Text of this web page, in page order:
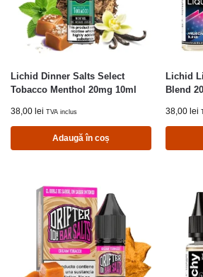
Lichid Dinner Salts Select
Tobacco Menthol 20mg 10ml
38,00 lei TVA inclus
Adaugă în coș
Lichid
Blend
38,00 lei